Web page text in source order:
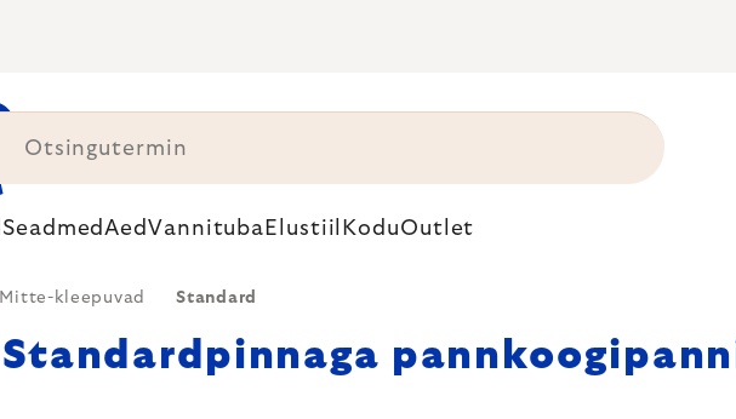
SeadmedAedVannituba Elustiil KoduOutlet
Mitte-kleepuvad Standard
Standardpinnaga